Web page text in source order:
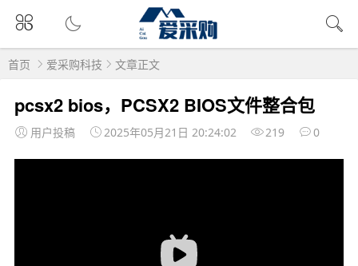
首页 爱采购科技 文章正文
pcsx2 bios，PCSX2 BIOS文件整合包
用户投稿 2025年05月21日 20:24:02 219 0